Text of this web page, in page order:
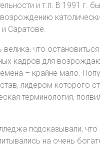
и т.п. В 1991 г.
Саратове.
что
кадров для
– крайне мало.
лидером которого
терминология,
подсказывали,
на очень